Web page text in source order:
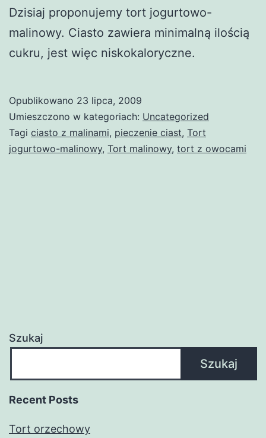
Dzisiaj proponujemy tort jogurtowo-
malinowy. Ciasto zawiera minimalną ilością
cukru, jest więc niskokaloryczne.
Opublikowano 23 lipca, 2009
Umieszczono w kategoriach: Uncategorized
Tagi ciasto z malinami, pieczenie ciast, Tort
jogurtowo-malinowy, Tort malinowy, tort z owocami
Szukaj
Szukaj
Recent Posts
Tort orzechowy